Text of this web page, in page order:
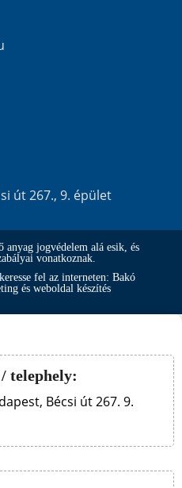
út 267., 9. épület
jogvédelem alá esik, és
vonatkoznak.
fel az interneten: Bakó
és weboldal készítés
telephely:
Bécsi út 267. 9.